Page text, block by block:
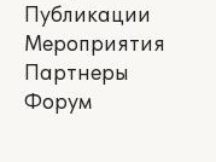
Публикации
Мероприятия
Партнеры
Форум